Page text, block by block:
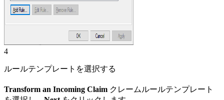
4
ルールテンプレートを選択する
Transform an Incoming Claim クレームルールテンプレート